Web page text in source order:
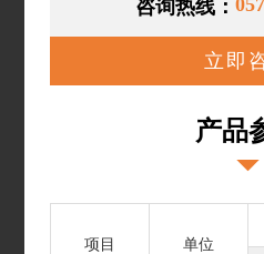
咨询热线：
立即
产品
项目 单位